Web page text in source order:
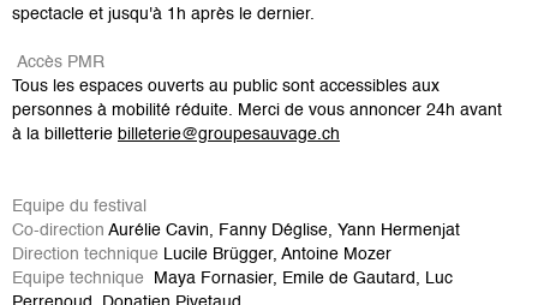
spectacle et jusqu'à 1h après le dernier.
Accès PMR
Tous les espaces ouverts au public sont accessibles aux
personnes à mobilité réduite. Merci de vous annoncer 24h avant
à la billetterie billeterie@groupesauvage.ch
Equipe du festival
Co-direction Aurélie Cavin, Fanny Déglise, Yann Hermenjat
Direction technique Lucile Brügger, Antoine Mozer
Equipe technique Maya Fornasier, Emile de Gautard, Luc